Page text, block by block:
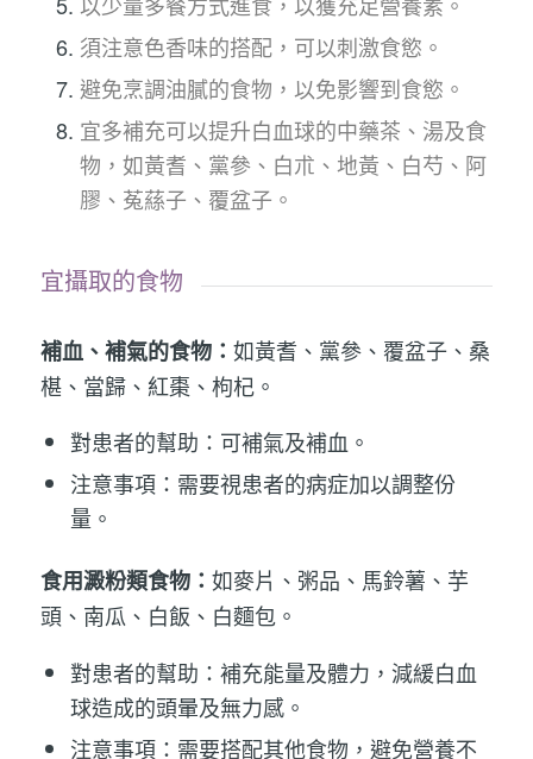
須注意色香味的搭配，可以刺激食慾。
避免烹調油膩的食物，以免影響到食慾。
宜多補充可以提升白血球的中藥茶、湯及食
物，如黃耆、黨參、白朮、地黃、白芍、阿
膠、菟蕬子、覆盆子。
宜攝取的食物
補血、補氣的食物： 如黃耆、黨參、覆盆子、桑
椹、當歸、紅棗、枸杞。
對患者的幫助：可補氣及補血。
注意事項：需要視患者的病症加以調整份
量。
食用澱粉類食物： 如麥片、粥品、馬鈴薯、芋
頭、南瓜、白飯、白麵包。
對患者的幫助：補充能量及體力，減緩白血
球造成的頭暈及無力感。
注意事項：需要搭配其他食物，避免營養不